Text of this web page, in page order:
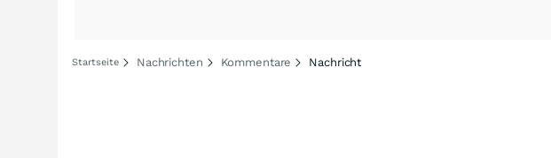
Startseite Nachrichten Kommentare Nachricht